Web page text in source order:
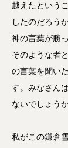
越えたという
したのだろう
神の言葉が勝
そのような者
の言葉を聞い
す。みなさん
ないでしょうか
私がこの鎌倉